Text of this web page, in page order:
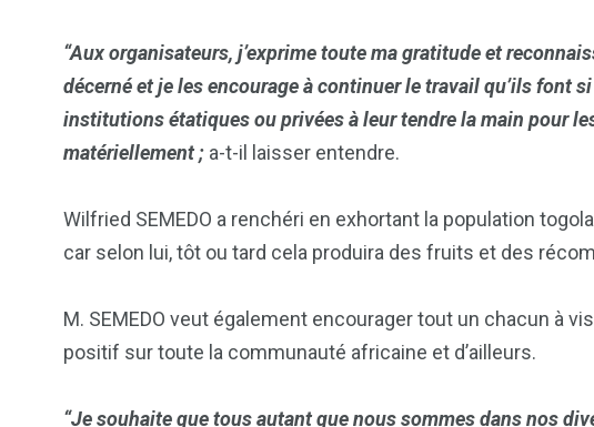
“Aux organisateurs, j’exprime toute ma gratitude et
décerné et je les encourage à continuer le travail qu’ils font
institutions étatiques ou privées à leur tendre la main pour
matériellement ; a-t-il laisser entendre.
Wilfried SEMEDO a renchéri en exhortant la population
car selon lui, tôt ou tard cela produira des fruits et des
M. SEMEDO veut également encourager tout un chacun à
positif sur toute la communauté africaine et d’ailleurs.
“Je souhaite que tous autant que nous sommes dans nos